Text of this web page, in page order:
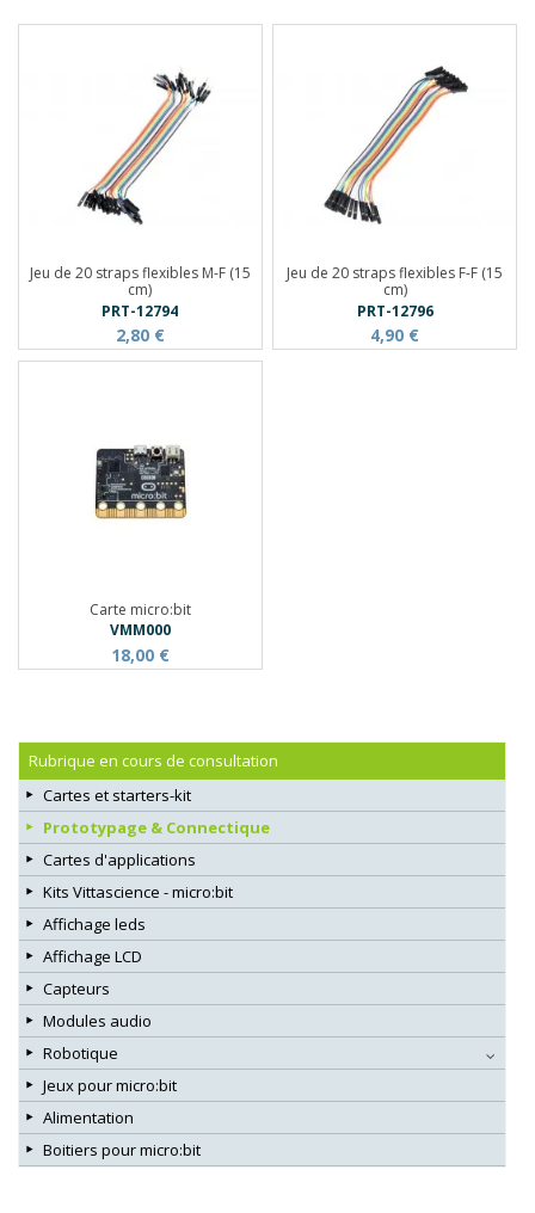
Jeu de 20 straps flexibles M-F (15
cm)
PRT-12794
2,80 €
Jeu de 20 straps flexibles F-F (15
cm)
PRT-12796
4,90 €
Carte micro:bit
VMM000
18,00 €
Rubrique en cours de consultation
Cartes et starters-kit
Prototypage & Connectique
Cartes d'applications
Kits Vittascience - micro:bit
Affichage leds
Affichage LCD
Capteurs
Modules audio
Robotique
Jeux pour micro:bit
Alimentation
Boitiers pour micro:bit